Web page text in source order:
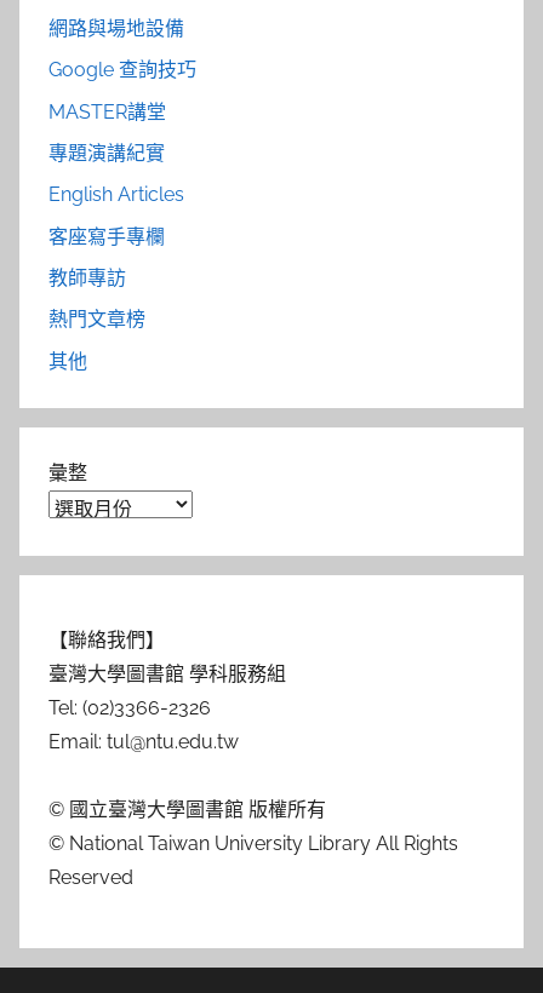
網路與場地設備
Google 查詢技巧
MASTER講堂
專題演講紀實
English Articles
客座寫手專欄
教師專訪
熱門文章榜
其他
彙整
【聯絡我們】
臺灣大學圖書館 學科服務組
Tel: (02)3366-2326
Email: tul@ntu.edu.tw
© 國立臺灣大學圖書館 版權所有
© National Taiwan University Library All Rights
Reserved